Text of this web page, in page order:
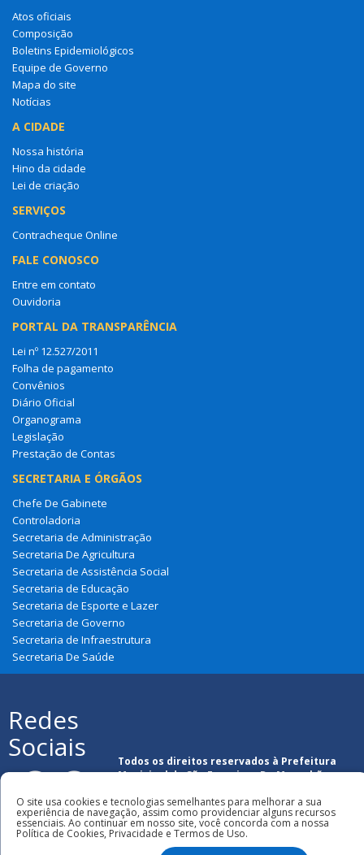
Atos oficiais
Composição
Boletins Epidemiológicos
Equipe de Governo
Mapa do site
Notícias
A CIDADE
Nossa história
Hino da cidade
Lei de criação
SERVIÇOS
Contracheque Online
FALE CONOSCO
Entre em contato
Ouvidoria
PORTAL DA TRANSPARÊNCIA
Lei nº 12.527/2011
Folha de pagamento
Convênios
Diário Oficial
Organograma
Legislação
Prestação de Contas
SECRETARIA E ÓRGÃOS
Chefe De Gabinete
Controladoria
Secretaria de Administração
Secretaria De Agricultura
Secretaria de Assistência Social
Secretaria de Educação
Secretaria de Esporte e Lazer
Secretaria de Governo
Secretaria de Infraestrutura
Secretaria De Saúde
Redes
Sociais
Todos os direitos reservados à Prefeitura
Municipal de São Francisco Do Maranhão
O site usa cookies e tecnologias semelhantes para melhorar a sua
experiência de navegação, assim como providenciar alguns recursos
essenciais. Ao continuar em nosso site, você concorda com a nossa
Política de Cookies, Privacidade e Termos de Uso.